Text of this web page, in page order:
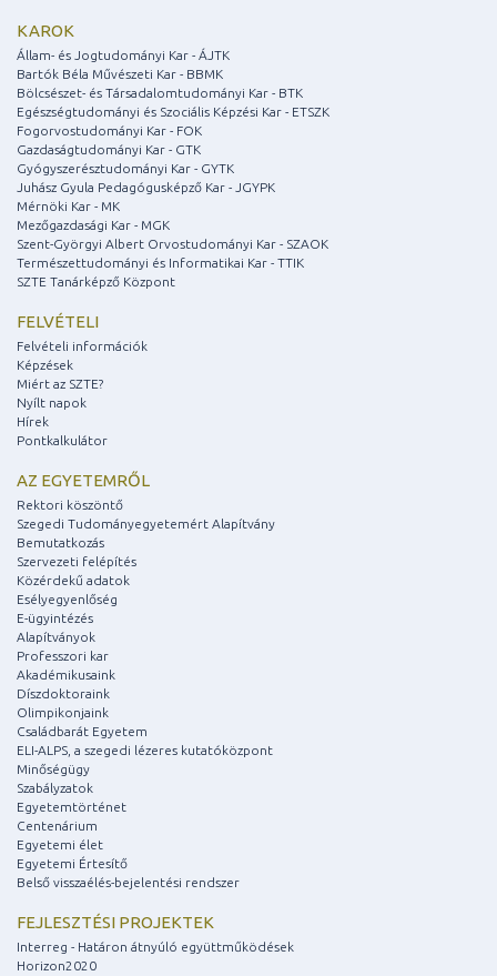
KAROK
Állam- és Jogtudományi Kar - ÁJTK
Bartók Béla Művészeti Kar - BBMK
Bölcsészet- és Társadalomtudományi Kar - BTK
Egészségtudományi és Szociális Képzési Kar - ETSZK
Fogorvostudományi Kar - FOK
Gazdaságtudományi Kar - GTK
Gyógyszerésztudományi Kar - GYTK
Juhász Gyula Pedagógusképző Kar - JGYPK
Mérnöki Kar - MK
Mezőgazdasági Kar - MGK
Szent-Györgyi Albert Orvostudományi Kar - SZAOK
Természettudományi és Informatikai Kar - TTIK
SZTE Tanárképző Központ
FELVÉTELI
Felvételi információk
Képzések
Miért az SZTE?
Nyílt napok
Hírek
Pontkalkulátor
AZ EGYETEMRŐL
Rektori köszöntő
Szegedi Tudományegyetemért Alapítvány
Bemutatkozás
Szervezeti felépítés
Közérdekű adatok
Esélyegyenlőség
E-ügyintézés
Alapítványok
Professzori kar
Akadémikusaink
Díszdoktoraink
Olimpikonjaink
Családbarát Egyetem
ELI-ALPS, a szegedi lézeres kutatóközpont
Minőségügy
Szabályzatok
Egyetemtörténet
Centenárium
Egyetemi élet
Egyetemi Értesítő
Belső visszaélés-bejelentési rendszer
FEJLESZTÉSI PROJEKTEK
Interreg - Határon átnyúló együttműködések
Horizon2020